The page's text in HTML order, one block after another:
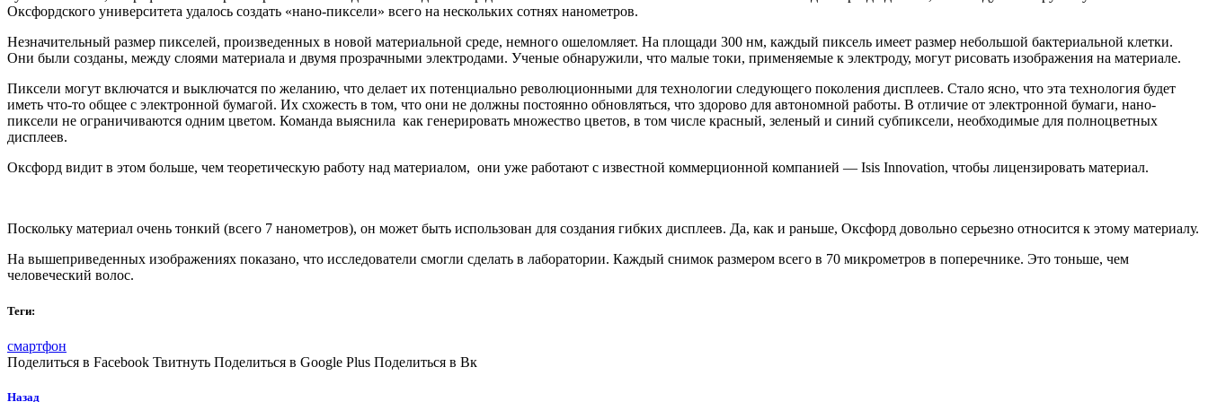
Оксфордского университета удалось создать «нано-пиксели» всего на нескольких сотнях нанометров.
Незначительный размер пикселей, произведенных в новой материальной среде, немного ошеломляет. На площади 300 нм, каждый пиксель имеет размер небольшой бактериальной клетки.
Они были созданы, между слоями материала и двумя прозрачными электродами. Ученые обнаружили, что малые токи, применяемые к электроду, могут рисовать изображения на материале.
Пиксели могут включатся и выключатся по желанию, что делает их потенциально революционными для технологии следующего поколения дисплеев. Стало ясно, что эта технология будет
иметь что-то общее с электронной бумагой. Их схожесть в том, что они не должны постоянно обновляться, что здорово для автономной работы. В отличие от электронной бумаги, нано-
пиксели не ограничиваются одним цветом. Команда выяснила как генерировать множество цветов, в том числе красный, зеленый и синий субпиксели, необходимые для полноцветных
дисплеев.
Оксфорд видит в этом больше, чем теоретическую работу над материалом, они уже работают с известной коммерционной компанией — Isis Innovation, чтобы лицензировать материал.
Поскольку материал очень тонкий (всего 7 нанометров), он может быть использован для создания гибких дисплеев. Да, как и раньше, Оксфорд довольно серьезно относится к этому материалу.
На вышеприведенных изображениях показано, что исследователи смогли сделать в лаборатории. Каждый снимок размером всего в 70 микрометров в поперечнике. Это тоньше, чем
человеческий волос.
Теги:
смартфон
Поделиться в Facebook Твитнуть Поделиться в Google Plus Поделиться в Вк
Назад